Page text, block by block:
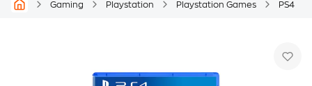
Gaming Playstation Playstation Games PS4